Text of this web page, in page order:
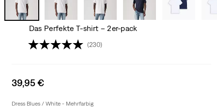
Das Perfekte T-shirt – 2er-pack
(230)
Sale
is
39,95 €
Dress Blues / White - Mehrfarbig